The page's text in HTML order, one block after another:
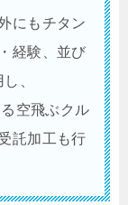
にもチタン
経験、並び
、
空飛ぶクル
託加工も行